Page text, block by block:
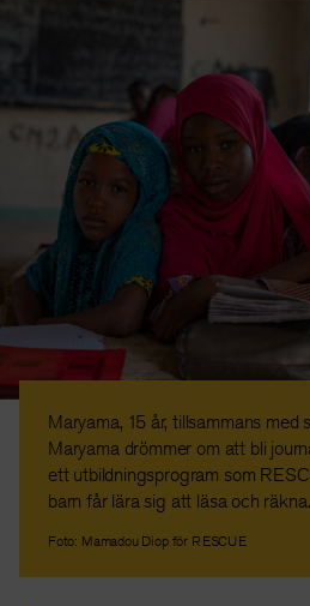
Maryama, 15 år, tillsammans med
Maryama drömmer om att bli
ett utbildningsprogram som
barn får lära sig att läsa och räkna.
Foto: Mamadou Diop för RESCUE